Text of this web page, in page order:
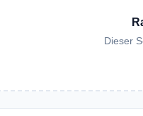
Dieser